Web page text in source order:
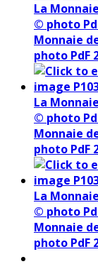
La
© photo
Monnaie
photo PdF
La
© photo
Monnaie
photo PdF
La
© photo
Monnaie
photo PdF